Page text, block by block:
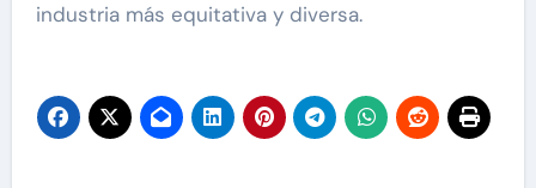
industria más equitativa y diversa.